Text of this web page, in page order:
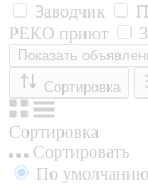
Заводчик
РЕКО приют
Показать
Сортировка
Сортировка
Сортировать
По умолчанию